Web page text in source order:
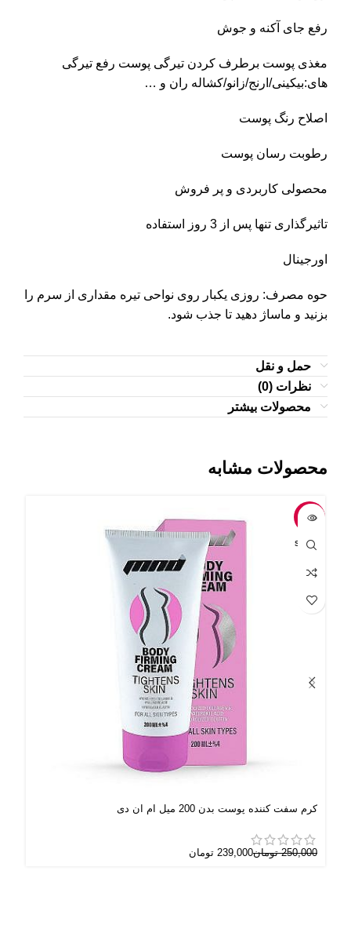
رفع جای آکنه و جوش
مغذی پوست برطرف کردن تیرگی پوست رفع تیرگی
های:بیکینی/ارنج/زانو/کشاله ران و …
اصلاح رنگ پوست
رطوبت رسان پوست
محصولی کاربردی و پر فروش
تاثیرگذاری تنها پس از 3 روز استفاده
اورجینال
حوه مصرف: روزی یکبار روی نواحی تیره مقداری از سرم را
بزنید و ماساژ دهید تا جذب شود.
حمل و نقل
نظرات (0)
محصولات بیشتر
محصولات مشابه
-4%
SOLD
کرم سفت کننده پوست بدن 200 میل ام ان دی
250,000 تومان239,000 تومان